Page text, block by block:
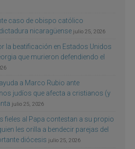
caso de obispo católico
nicaragüense julio 25, 2026
la beatificación en Estados Unidos
que murieron defendiendo el
a Marco Rubio ante
judíos que afecta a cristianos (y
julio 25, 2026
fieles al Papa contestan a su propio
les orilla a bendecir parejas del
diócesis julio 25, 2026